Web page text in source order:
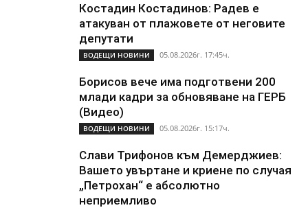
Костадин Костадинов: Радев е
атакуван от плажoвете от неговите
депутати
ВОДЕЩИ НОВИНИ 05.08.2026г. 17:45ч.
Борисов вече има подготвени 200
млади кадри за обновяване на ГЕРБ
(Видео)
ВОДЕЩИ НОВИНИ 05.08.2026г. 15:17ч.
Слави Трифонов към Демерджиев:
Вашето увъртане и криене по случая
„Петрохан“ е абсолютно
неприемливо